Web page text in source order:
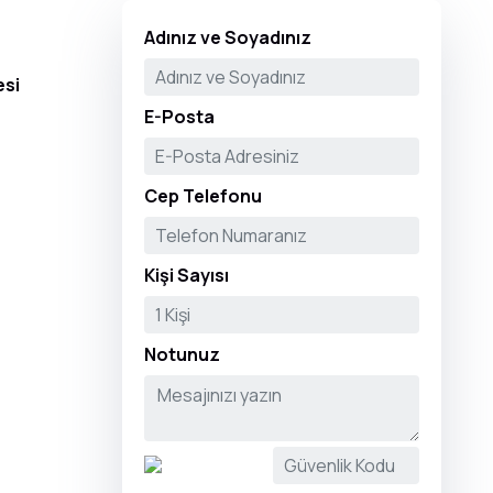
Adınız ve Soyadınız
E-Posta
Cep Telefonu
Kişi Sayısı
Notunuz